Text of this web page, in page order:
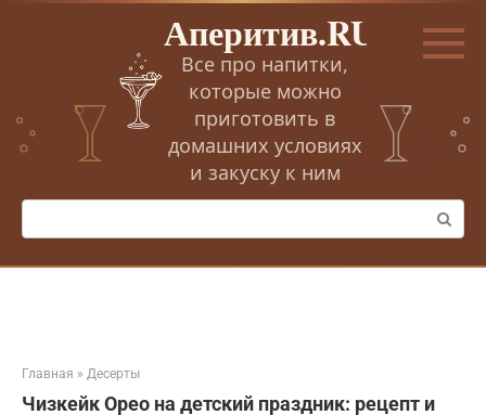
Перейти
Аперитив.RU
Все про напитки,
которые можно
приготовить в
домашних условиях
и закуску к ним
Поиск:
Главная » Десерты
Чизкейк Орео на детский праздник: рецепт и